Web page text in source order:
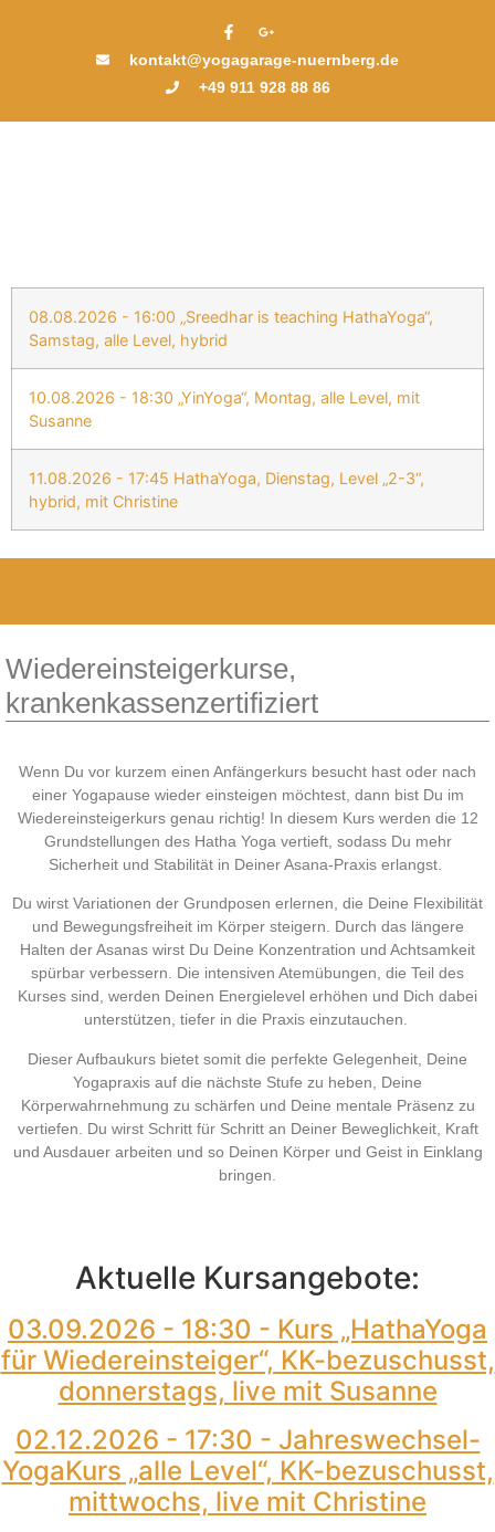
kontakt@yogagarage-nuernberg.de
+49 911 928 88 86
08.08.2026 - 16:00 „Sreedhar is teaching HathaYoga“,
Samstag, alle Level, hybrid
10.08.2026 - 18:30 „YinYoga“, Montag, alle Level, mit
Susanne
11.08.2026 - 17:45 HathaYoga, Dienstag, Level „2-3“,
hybrid, mit Christine
Wiedereinsteigerkurse,
krankenkassenzertifiziert
Wenn Du vor kurzem einen Anfängerkurs besucht hast oder nach
einer Yogapause wieder einsteigen möchtest, dann bist Du im
Wiedereinsteigerkurs genau richtig! In diesem Kurs werden die 12
Grundstellungen des Hatha Yoga vertieft, sodass Du mehr
Sicherheit und Stabilität in Deiner Asana-Praxis erlangst.
Du wirst Variationen der Grundposen erlernen, die Deine Flexibilität
und Bewegungsfreiheit im Körper steigern. Durch das längere
Halten der Asanas wirst Du Deine Konzentration und Achtsamkeit
spürbar verbessern. Die intensiven Atemübungen, die Teil des
Kurses sind, werden Deinen Energielevel erhöhen und Dich dabei
unterstützen, tiefer in die Praxis einzutauchen.
Dieser Aufbaukurs bietet somit die perfekte Gelegenheit, Deine
Yogapraxis auf die nächste Stufe zu heben, Deine
Körperwahrnehmung zu schärfen und Deine mentale Präsenz zu
vertiefen. Du wirst Schritt für Schritt an Deiner Beweglichkeit, Kraft
und Ausdauer arbeiten und so Deinen Körper und Geist in Einklang
bringen.
Aktuelle Kursangebote:
03.09.2026 - 18:30 - Kurs „HathaYoga
für Wiedereinsteiger“, KK-bezuschusst,
donnerstags, live mit Susanne
02.12.2026 - 17:30 - Jahreswechsel-
YogaKurs „alle Level“, KK-bezuschusst,
mittwochs, live mit Christine